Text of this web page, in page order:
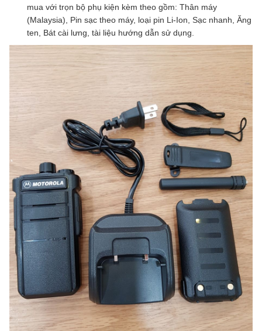
mua với trọn bộ phụ kiện kèm theo gồm: Thân máy
(Malaysia), Pin sạc theo máy, loại pin Li-Ion, Sạc nhanh, Ăng
ten, Bát cài lưng, tài liệu hướng dẫn sử dụng.